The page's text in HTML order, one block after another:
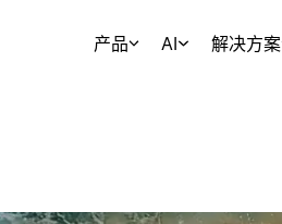
产品 AI 解决方案